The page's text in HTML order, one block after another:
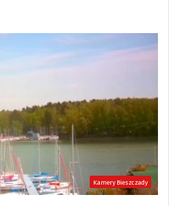
Kamery Bieszczady